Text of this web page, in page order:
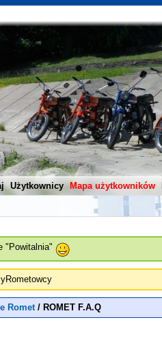
Użytkownicy Mapa użytkowników
"Powitalnia"
Romet / ROMET F.A.Q